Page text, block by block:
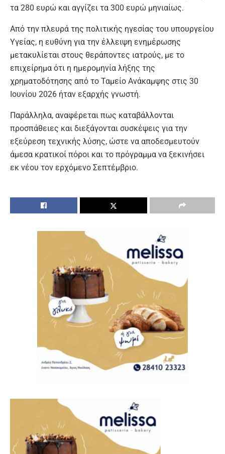
τα 280 ευρώ και αγγίζει τα 300 ευρώ μηνιαίως.
Από την πλευρά της πολιτικής ηγεσίας του υπουργείου
Υγείας, η ευθύνη για την έλλειψη ενημέρωσης
μετακυλίεται στους θεράποντες ιατρούς, με το
επιχείρημα ότι η ημερομηνία λήξης της
χρηματοδότησης από το Ταμείο Ανάκαμψης στις 30
Ιουνίου 2026 ήταν εξαρχής γνωστή.
Παράλληλα, αναφέρεται πως καταβάλλονται
προσπάθειες και διεξάγονται συσκέψεις για την
εξεύρεση τεχνικής λύσης, ώστε να αποδεσμευτούν
άμεσα κρατικοί πόροι και το πρόγραμμα να ξεκινήσει
εκ νέου τον ερχόμενο Σεπτέμβριο.